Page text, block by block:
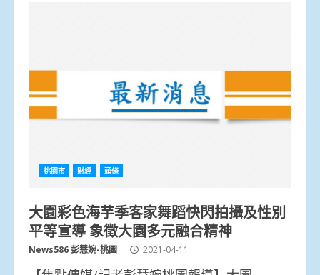
桃園市 財經 頭條
大園彩色海芋季客家舞蹈快閃拍攝及性別
平等宣導 象徵大園多元融合精神
News586 彭慧婉-桃園 2021-04-11